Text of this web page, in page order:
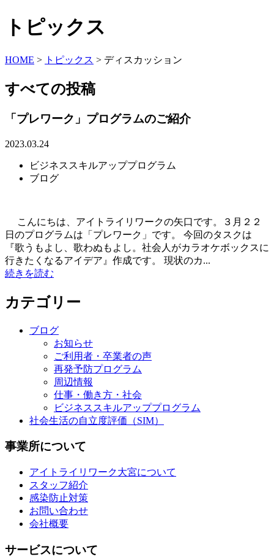
トピックス
HOME > トピックス > ディスカッション
すべての投稿
「プレワーク」プログラムのご紹介
2023.03.24
ビジネススキルアッププログラム
ブログ
こんにちは、アイトライリワークの矢口です。３月２２
日のプログラムは「プレワーク」です。 今回のタスクは
『歌うもよし、歌わぬもよし。社会人がカラオケボックスに
行きたくなるアイデア』作成です。 現状のカ...
続きを読む
カテゴリー
ブログ
お知らせ
ご利用者・卒業者の声
再発予防プログラム
周辺情報
仕事・働き方・社会
ビジネススキルアッププログラム
社会生活の自立度評価（SIM）
事業所について
アイトライリワーク大宮について
スタッフ紹介
感染防止対策
お問い合わせ
会社概要
サービスについて